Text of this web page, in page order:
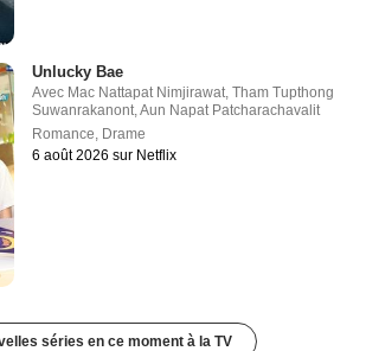
Unlucky Bae
Avec Mac Nattapat Nimjirawat,Tham Tupthong
Suwanrakanont,Aun Napat Patcharachavalit
Romance, Drame
6 août 2026 sur Netflix
séries en ce moment à la TV